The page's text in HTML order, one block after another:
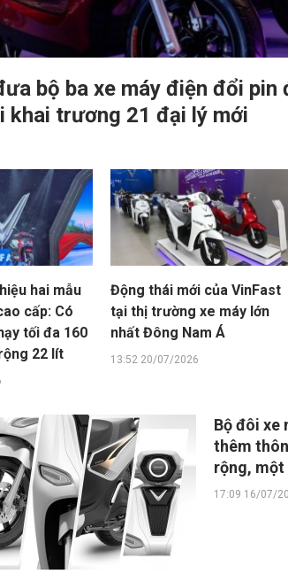
bộ ba xe máy điện đổi pin
khai trương 21 đại lý mới
hai mẫu
cấp: Có
tối đa 160
22 lít
Động thái mới của VinFast
tại thị trường xe máy lớn
nhất Đông Nam Á
13:52 20/07/2026
Bộ đôi xe
thêm
rộng,
17:09 16/07/